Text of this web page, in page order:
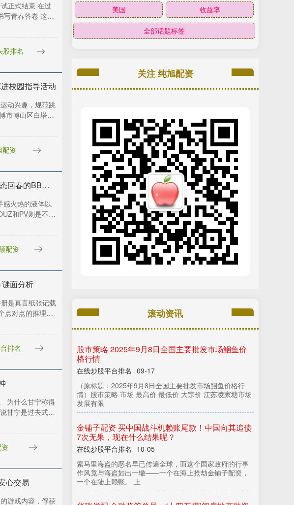
正式结束 在过
写青春答卷 这一
股排名
校园指导活动
动兴趣，规范跳
市博山区白塔镇
配资
睿新策略 资讯：憋队的极致碰撞！梦幻联赛S28状态回春的BB迎战XG
感火热的液体以
和PV则是不断
配资
面分析
是真言纸张记载
点对点的推理。
排名
为什么甘宁称得
甘宁是过去式，
心交易
游戏内容，俘获
美国 收益率
全部话题标签
关注 纯旭配资
滚动资讯
速配资 快速减掉肥肉：饮食+运动+习惯，程嘉药业
科学方法全解析
纯旭配资 03-05
很多体胖的人都希望能够快速减掉身上的肥肉。然而，减
肥并非一蹴而就的事情，需要科学的方法和坚定的毅力。
程嘉(江西)药业有限乐
配
网
《
志
愿
军
》
系
列
迎
收
官
之
作
定
档
9
月
3
0
日
，
解
锁
“
边
打
边
谈
”
新
战
局
纯旭配资
09-23
《
浴
血
铸
和
平
：
志
愿
军
终
章
震
撼
定
档
》
乐
配
网
【
战
火
与
谈
判
交
织
的
史
诗
终
章
】
白
鸽
振
翅
的
曙
光
中
，
陈
凯
歌
导
演
的
战
争
史
诗
巨
制
《
志
愿
大额配资
09-16